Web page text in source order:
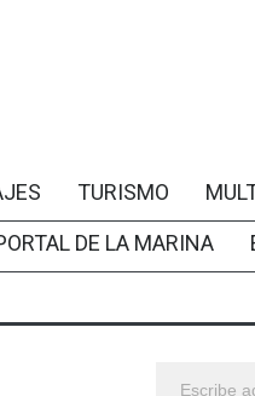
TURISMO
DE LA MARINA